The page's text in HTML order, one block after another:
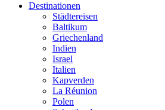
Destinationen
Städtereisen
Baltikum
Griechenland
Indien
Israel
Italien
Kapverden
La Réunion
Polen